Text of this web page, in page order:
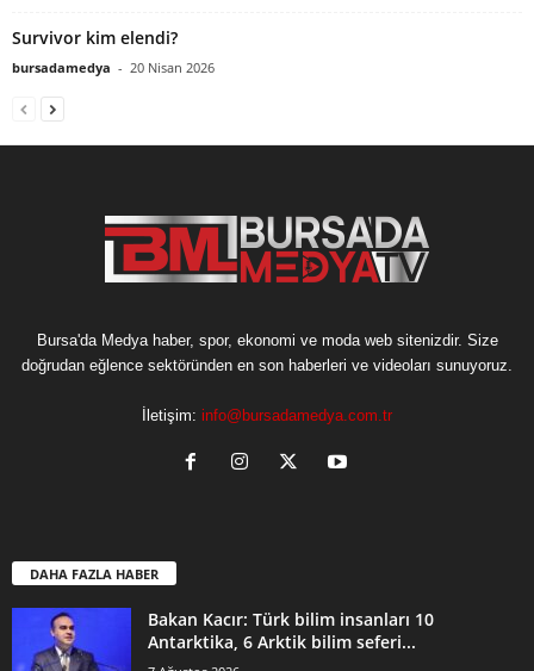
Survivor kim elendi?
bursadamedya - 20 Nisan 2026
Bursa'da Medya haber, spor, ekonomi ve moda web sitenizdir. Size
doğrudan eğlence sektöründen en son haberleri ve videoları sunuyoruz.
İletişim: info@bursadamedya.com.tr
DAHA FAZLA HABER
Bakan Kacır: Türk bilim insanları 10
Antarktika, 6 Arktik bilim seferi...